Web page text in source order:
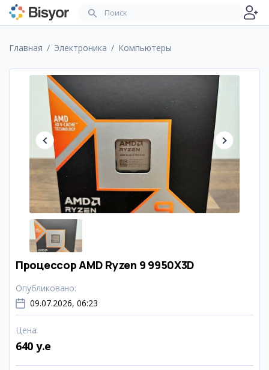
Главная Электроника Компьютеры
Процессор AMD Ryzen 9 9950X3D
Опубликовано:
09.07.2026, 06:23
Цена:
640 y.e